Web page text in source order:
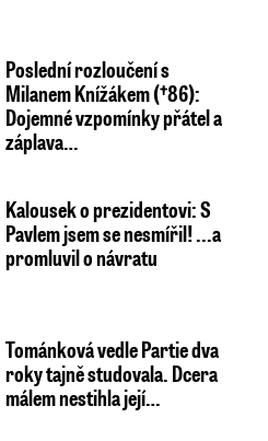
Poslední rozloučení s
Milanem Knížákem (†86):
Dojemné vzpomínky přátel a
záplava…
Kalousek o prezidentovi: S
Pavlem jsem se nesmířil! ...a
promluvil o návratu
Tománková vedle Partie dva
roky tajně studovala. Dcera
málem nestihla její…